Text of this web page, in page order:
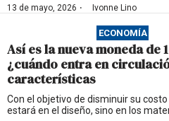
13 de mayo, 2026 · Ivonne Lino
ECONOMÍA
Así es la nueva moneda de
¿cuándo entra en
características
Con el objetivo de disminuir su
estará en el diseño, sino en los